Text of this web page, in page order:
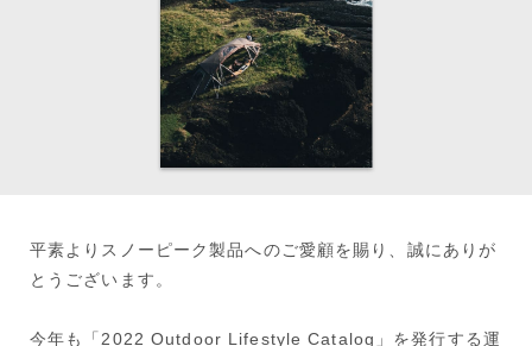
平素よりスノーピーク製品へのご愛顧を賜り、誠にありが
とうございます。
今年も「2022 Outdoor Lifestyle Catalog」を発行する運